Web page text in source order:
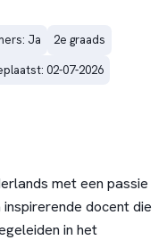
Ja
2e graads
02-07-2026
met een passie
docent die
in het